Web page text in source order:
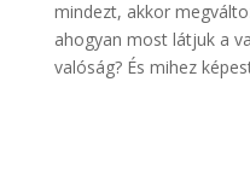
mindezt, akkor
ahogyan most látjuk a
valóság? És mihez